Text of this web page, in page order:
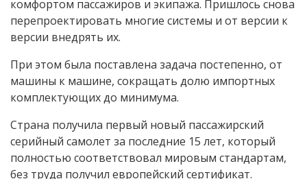
комфортом пассажиров и экипажа. Пришлось снова
перепроектировать многие системы и от версии к
версии внедрять их.
При этом была поставлена задача постепенно, от
машины к машине, сокращать долю импортных
комплектующих до минимума.
Страна получила первый новый пассажирский
серийный самолет за последние 15 лет, который
полностью соответствовал мировым стандартам,
без труда получил европейский сертификат.